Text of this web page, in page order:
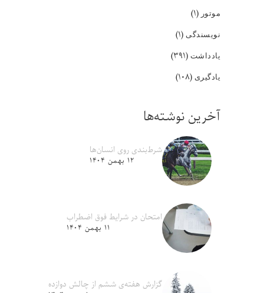
موتور (۱)
نویسندگی (۱)
یادداشت (۳۹۱)
یادگیری (۱۰۸)
آخرین نوشته‌ها
شرط‌بندی روی انسان‌ها
۱۲ بهمن ۱۴۰۴
امتحان در شرایط فوق اضطراب
۱۱ بهمن ۱۴۰۴
گزارش هفته‌ی ششم از چالش دوازده